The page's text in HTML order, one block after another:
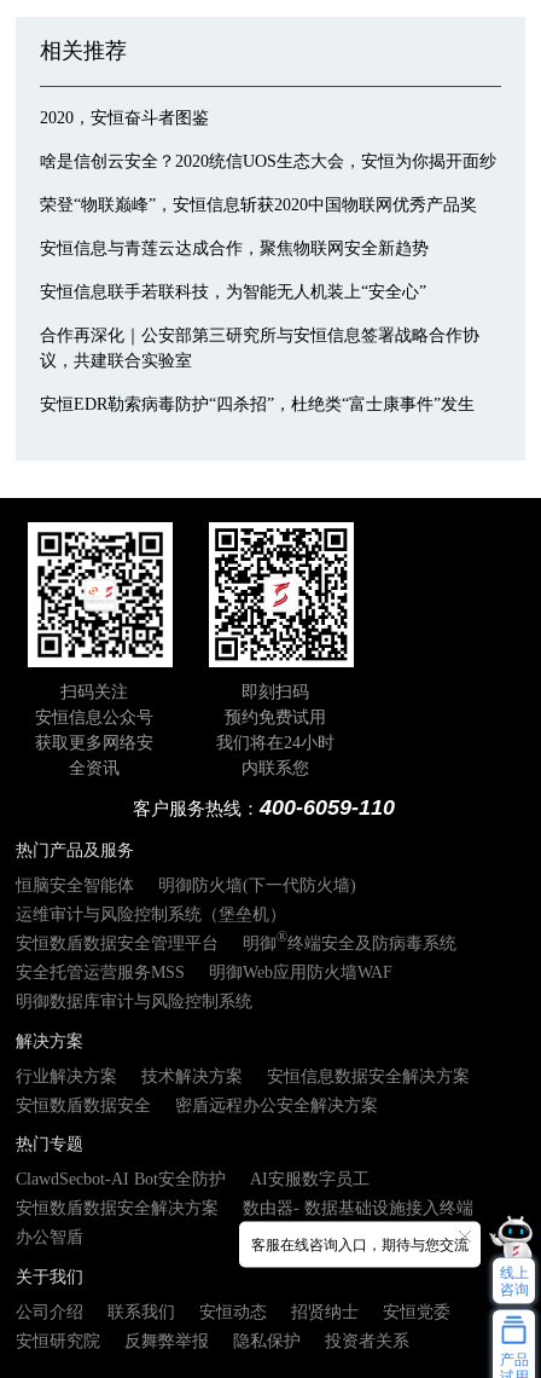
相关推荐
2020，安恒奋斗者图鉴
啥是信创云安全？2020统信UOS生态大会，安恒为你揭开面纱
荣登“物联巅峰”，安恒信息斩获2020中国物联网优秀产品奖
安恒信息与青莲云达成合作，聚焦物联网安全新趋势
安恒信息联手若联科技，为智能无人机装上“安全心”
合作再深化｜公安部第三研究所与安恒信息签署战略合作协
议，共建联合实验室
安恒EDR勒索病毒防护“四杀招”，杜绝类“富士康事件”发生
扫码关注
安恒信息公众号
获取更多网络安
全资讯
即刻扫码
预约免费试用
我们将在24小时
内联系您
客户服务热线：400-6059-110
热门产品及服务
恒脑安全智能体
明御防火墙(下一代防火墙)
运维审计与风险控制系统（堡垒机）
安恒数盾数据安全管理平台
明御®终端安全及防病毒系统
安全托管运营服务MSS
明御Web应用防火墙WAF
明御数据库审计与风险控制系统
解决方案
行业解决方案
技术解决方案
安恒信息数据安全解决方案
安恒数盾数据安全
密盾远程办公安全解决方案
热门专题
ClawdSecbot-AI Bot安全防护
AI安服数字员工
安恒数盾数据安全解决方案
数由器- 数据基础设施接入终端
办公智盾
关于我们
公司介绍
联系我们 安恒动态 招贤纳士
安恒党委
安恒研究院
反舞弊举报 隐私保护 投资者关系
客服在线咨询入口，期待与您交流
线上
咨询
产品